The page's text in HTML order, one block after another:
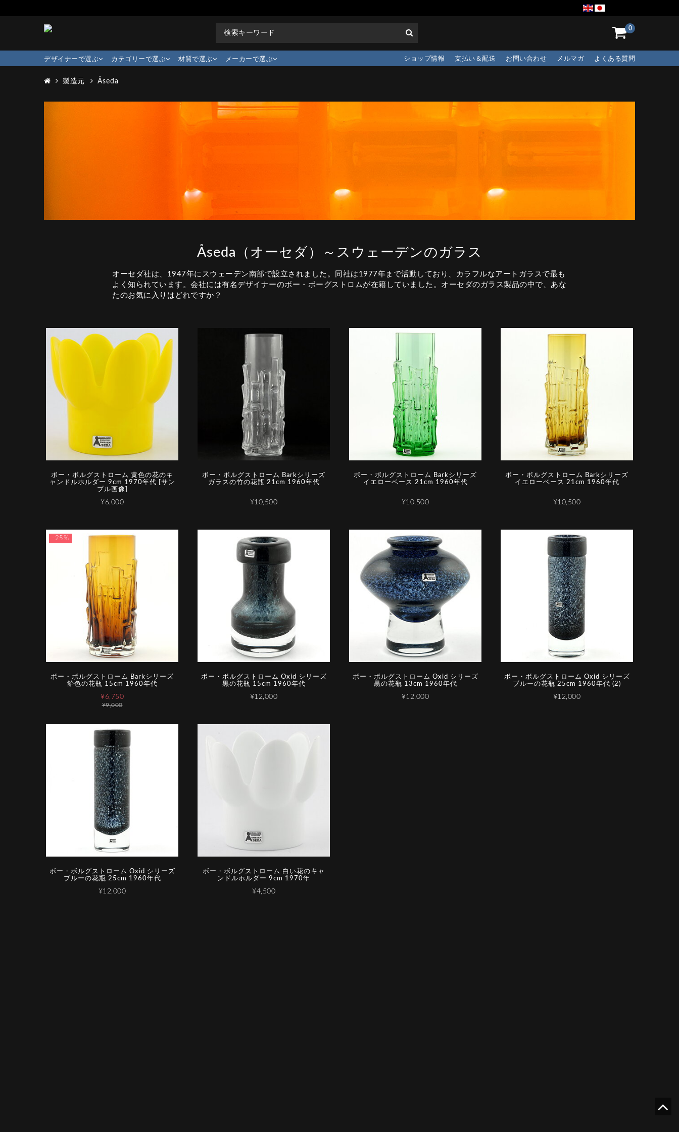
0
デザイナーで選ぶ カテゴリーで選ぶ 材質で選ぶ メーカーで選ぶ よくある質問
メルマガ
お問い合わせ
支払い＆配送
ショップ情報
製造元 Åseda
Åseda（オーセダ）～スウェーデンのガラス
オーセダ社は、1947年にスウェーデン南部で設立されました。同社は1977年まで活動しており、カラフルなアートガラスで最も
よく知られています。会社には有名デザイナーのボー・ボーグストロムが在籍していました。オーセダのガラス製品の中で、あな
たのお気に入りはどれですか？
ボー・ボルグストローム 黄色の花のキ
ャンドルホルダー 9cm 1970年代 [サン
プル画像]
¥6,000
ボー・ボルグストローム Barkシリーズ
ガラスの竹の花瓶 21cm 1960年代
¥10,500
ボー・ボルグストローム Barkシリーズ
イエローベース 21cm 1960年代
¥10,500
ボー・ボルグストローム Barkシリーズ
イエローベース 21cm 1960年代
¥10,500
-25%
ボー・ボルグストローム Barkシリーズ
飴色の花瓶 15cm 1960年代
¥9,000
¥6,750
ボー・ボルグストローム Oxid シリーズ
黒の花瓶 15cm 1960年代
¥12,000
ボー・ボルグストローム Oxid シリーズ
黒の花瓶 13cm 1960年代
¥12,000
ボー・ボルグストローム Oxid シリーズ
ブルーの花瓶 25cm 1960年代 (2)
¥12,000
ボー・ボルグストローム Oxid シリーズ
ブルーの花瓶 25cm 1960年代
¥12,000
ボー・ボルグストローム 白い花のキャ
ンドルホルダー 9cm 1970年
¥4,500